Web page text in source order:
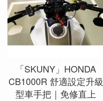
「SKUNY」HONDA
CB1000R 舒適設定升級
型車手把｜免修直上